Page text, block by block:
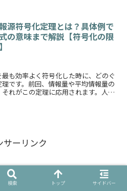
源符号化定理とは？具体例で
の意味まで解説【符号化の限
も効率よく符号化した時に、どのぐ
です。前回、情報量や平均情報量の
れがこの定理に応用されます。人は
サーリンク
検索 トップ サイドバー